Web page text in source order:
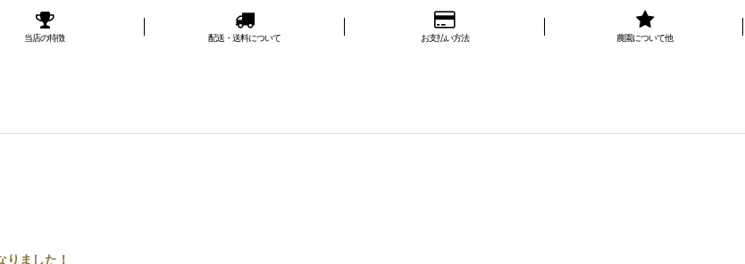
当店の特徴 配送・送料について お支払い方法 農園について他
りました！